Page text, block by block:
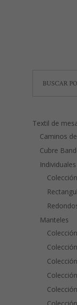
Textil de
Caminos
Cubre
Individuales
Manteles